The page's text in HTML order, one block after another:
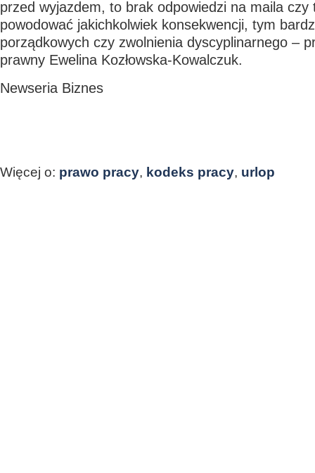
przed wyjazdem, to brak odpowiedzi na maila czy
powodować jakichkolwiek konsekwencji, tym
porządkowych czy zwolnienia dyscyplinarnego –
prawny Ewelina Kozłowska-Kowalczuk.
Newseria Biznes
Więcej o: prawo pracy, kodeks pracy, urlop